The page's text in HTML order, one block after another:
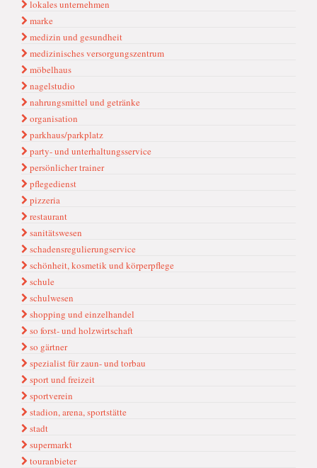
lokales unternehmen
marke
medizin und gesundheit
medizinisches versorgungszentrum
möbelhaus
nagelstudio
nahrungsmittel und getränke
organisation
parkhaus/parkplatz
party- und unterhaltungsservice
persönlicher trainer
pflegedienst
pizzeria
restaurant
sanitätswesen
schadensregulierungservice
schönheit, kosmetik und körperpflege
schule
schulwesen
shopping und einzelhandel
so forst- und holzwirtschaft
so gärtner
spezialist für zaun- und torbau
sport und freizeit
sportverein
stadion, arena, sportstätte
stadt
supermarkt
touranbieter